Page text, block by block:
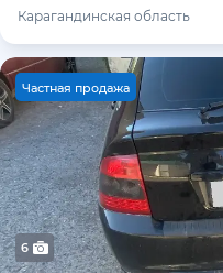
Карагандинская область
Частная продажа
6